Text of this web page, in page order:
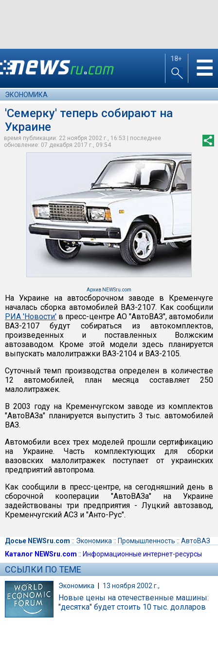
18+ ☰
ЭКОНОМИКА
'Семерку' теперь собирают на
Украине
время публикации: 22 ноября 2002 г., 16:53 | последнее
обновление: 07 декабря 2017 г., 09:54
Архив NEWSru.com
На Украине на автосборочном заводе в Кременчуге
началась сборка автомобилей ВАЗ-2107. Как сообщили
РИА 'Новости' в пресс-центре АО "АвтоВАЗ", автомобили
ВАЗ-2107 будут собираться из автокомплектов,
произведенных и поставленных Волжским
автозаводом. Кроме этой модели здесь планируется
выпускать малолитражки ВАЗ-2104 и ВАЗ-2105.
Суточный темп производства определен в количестве
12 автомобилей, план месяца составляет 250
малолитражек.
В 2003 году на Кременчугском заводе из комплектов
"АвтоВАЗа" планируется выпустить 3 тыс. автомобилей
ВАЗ.
Автомобили всех трех моделей прошли сертификацию
на Украине. Часть комплектующих для сборки
вазовских малолитражек поступает от украинских
предприятий автопрома.
Как сообщили в пресс-центре, на сегодняшний день в
сборочной кооперации "АвтоВАЗа" на Украине
задействованы три предприятия - Луцкий автозавод,
Кременчугский АСЗ и "Анто-Рус".
Досье NEWSru.com :: Экономика :: Промышленность :: АвтоВАЗ
Каталог NEWSru.com :: Информационные интернет-ресурсы
ССЫЛКИ ПО ТЕМЕ
Экономика | 13 ноября 2002 г.,
Новые цены на отечественные машины:
"десятка" будет стоить 10 тыс. долларов